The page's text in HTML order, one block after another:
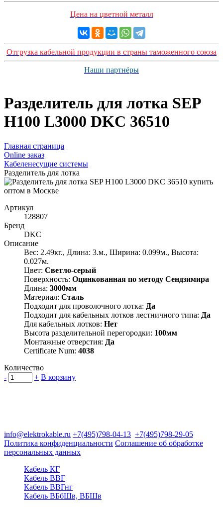
Цена на цветной металл
Отгрузка кабельной продукции в страны таможенного союза
Наши партнёры
Разделитель для лотка SEP
H100 L3000 DKC 36510
Главная страница
Оnline заказ
Кабеленесущие системы
Разделитель для лотка
Артикул
128807
Бренд
DKC
Описание
Вес: 2.49кг., Длина: 3.м., Ширина: 0.099м., Высота:
0.027м.
Цвет: Светло-серый
Поверхность: Оцинкованная по методу Сендзимира
Длина: 3000мм
Материал: Сталь
Подходит для проволочного лотка: Да
Подходит для кабельных лотков лестничного типа: Да
Для кабельных лотков: Нет
Высота разделительной перегородки: 100мм
Монтажные отверстия: Да
Certificate Num: 4038
Количество
-
+ В корзину
info@elektrokable.ru +7(495)798-04-13 +7(495)798-29-05
Политика конфиденциальности Соглашение об обработке
персональных данных
Кабель КГ
Кабель ВВГ
Кабель ВВГнг
Кабель ВБбШв, ВБШв